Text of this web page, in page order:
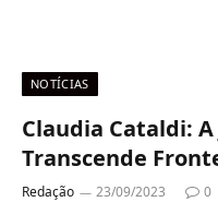
NOTÍCIAS
Claudia Cataldi:
Transcende
Redação 23/09/2023 0